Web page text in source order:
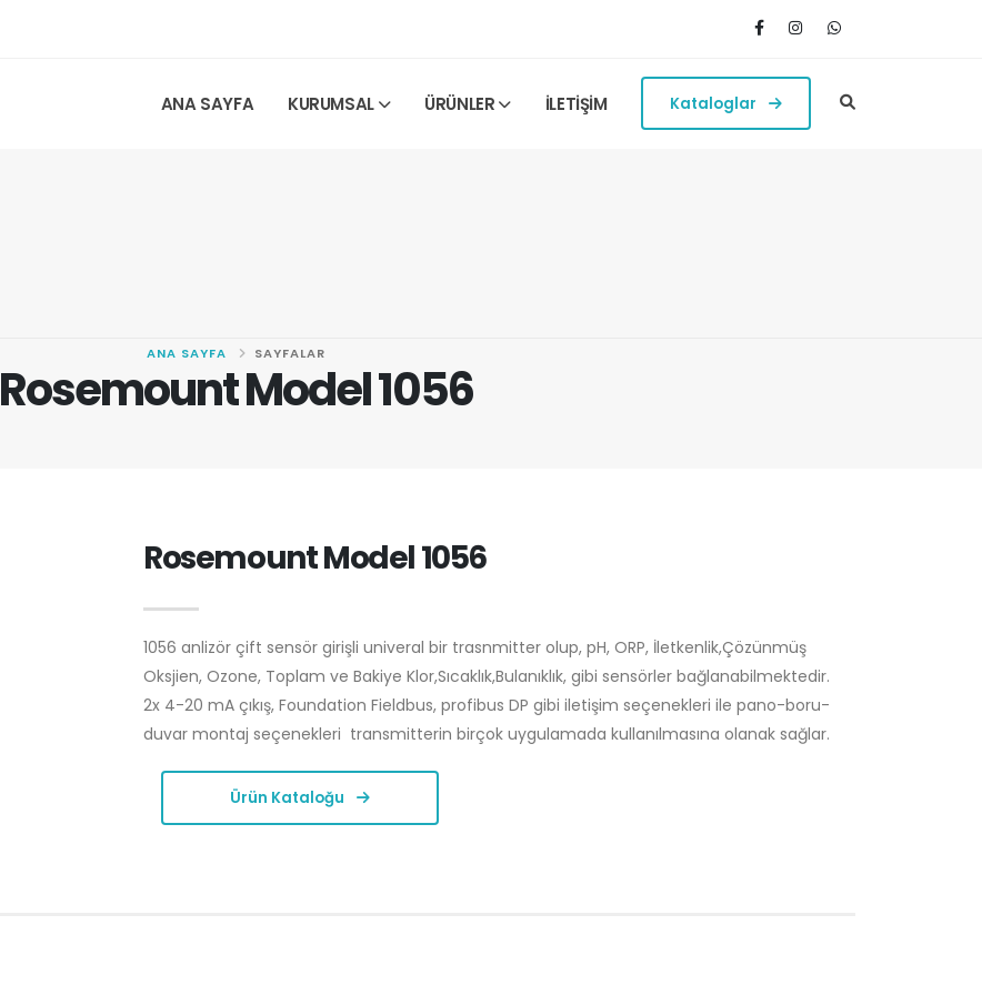
ANA SAYFA KURUMSAL ÜRÜNLER İLETİŞİM Kataloglar
Rosemount Model 1056
ANA SAYFA SAYFALAR
Rosemount Model 1056
1056 anlizör çift sensör girişli univeral bir trasnmitter olup, pH, ORP, İletkenlik,Çözünmüş
Oksjien, Ozone, Toplam ve Bakiye Klor,Sıcaklık,Bulanıklık, gibi sensörler bağlanabilmektedir.
2x 4-20 mA çıkış, Foundation Fieldbus, profibus DP gibi iletişim seçenekleri ile pano-boru-
duvar montaj seçenekleri transmitterin birçok uygulamada kullanılmasına olanak sağlar.
Ürün Kataloğu